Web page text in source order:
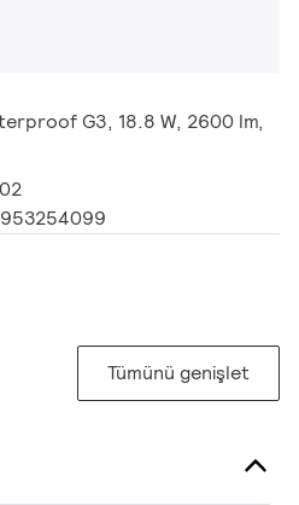
G3, 18.8 W, 2600 lm,
Tümünü genişlet